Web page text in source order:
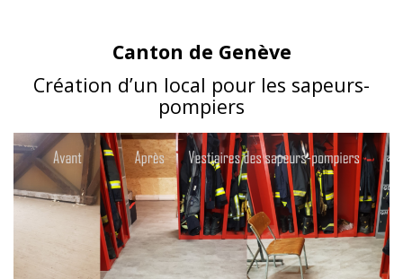
Canton de Genève
Création d’un local pour les sapeurs-
pompiers